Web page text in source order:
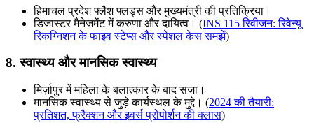
हिमाचल प्रदेश फ्लैश फ्लड्स और मुख्यमंत्री की प्रतिक्रिया।
डिजास्टर मैनेजमेंट में करुणा और दायित्व। (INS 115 रिवीजन: रिवेन्यू
रिकग्निशन के फाइव स्टेप्स और स्पेशल केस समझें)
8. स्वास्थ्य और मानसिक स्वास्थ्य
मिर्ज़ापुर में महिला के बलात्कार के बाद सजा।
मानसिक स्वास्थ्य से जुड़े कार्यस्थल के मुद्दे। (2024 की तैयारी:
प्रतिशत, फ्रैक्शन और इवर्स प्रोपोर्शन की क्लास)